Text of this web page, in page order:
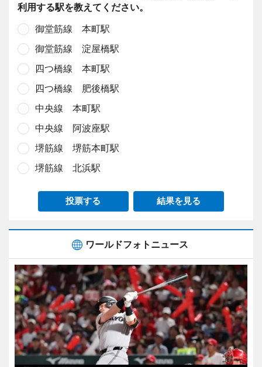
利用する駅を教えてください。
御堂筋線 本町駅
御堂筋線 淀屋橋駅
四つ橋線 本町駅
四つ橋線 肥後橋駅
中央線 本町駅
中央線 阿波座駅
堺筋線 堺筋本町駅
堺筋線 北浜駅
投票する 結果を見る
ワールドフォトニュース